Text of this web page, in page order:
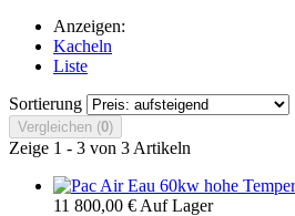
Anzeigen:
Kacheln
Liste
Sortierung
Vergleichen (0)
Zeige 1 - 3 von 3 Artikeln
11 800,00 € Auf Lager